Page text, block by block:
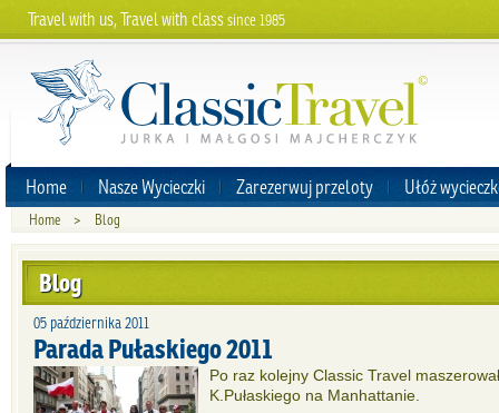
Travel with us, Travel with classsince 1985
Home Nasze Wycieczki Zarezerwuj przeloty Ułóż
Home > Blog
Blog
05 października 2011
Parada Pułaskiego 2011
Po raz kolejny Classic Travel
K.Pułaskiego na Manhattanie.